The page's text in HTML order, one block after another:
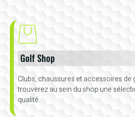
Golf Shop
Clubs, chaussures et accessoires de
trouverez au sein du shop une
qualité.